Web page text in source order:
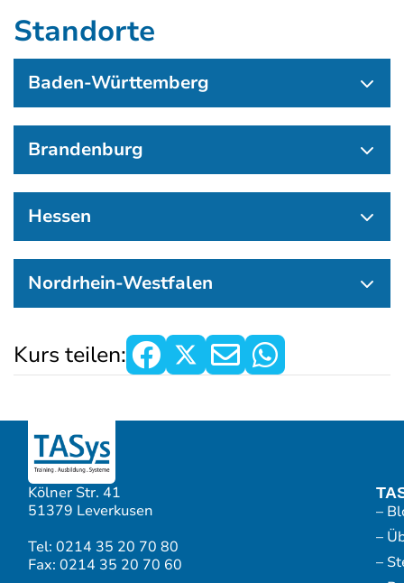
Standorte
Baden-Württemberg
Brandenburg
Hessen
Nordrhein-Westfalen
Kurs teilen:
Kölner Str. 41
51379 Leverkusen
Tel: 0214 35 20 70 80
Fax: 0214 35 20 70 60
–
–
–